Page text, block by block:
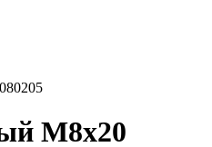
М8х20